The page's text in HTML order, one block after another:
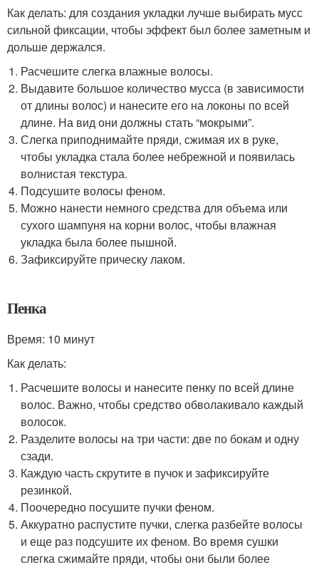
Как делать: для создания укладки лучше выбирать мусс
сильной фиксации, чтобы эффект был более заметным и
дольше держался.
Расчешите слегка влажные волосы.
Выдавите большое количество мусса (в зависимости
от длины волос) и нанесите его на локоны по всей
длине. На вид они должны стать “мокрыми”.
Слегка приподнимайте пряди, сжимая их в руке,
чтобы укладка стала более небрежной и появилась
волнистая текстура.
Подсушите волосы феном.
Можно нанести немного средства для объема или
сухого шампуня на корни волос, чтобы влажная
укладка была более пышной.
Зафиксируйте прическу лаком.
Пенка
Время: 10 минут
Как делать:
Расчешите волосы и нанесите пенку по всей длине
волос. Важно, чтобы средство обволакивало каждый
волосок.
Разделите волосы на три части: две по бокам и одну
сзади.
Каждую часть скрутите в пучок и зафиксируйте
резинкой.
Поочередно посушите пучки феном.
Аккуратно распустите пучки, слегка разбейте волосы
и еще раз подсушите их феном. Во время сушки
слегка сжимайте пряди, чтобы они были более